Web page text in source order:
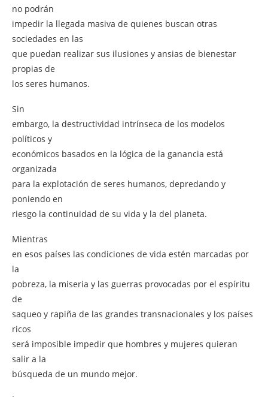
no podrán
impedir la llegada masiva de quienes buscan otras
sociedades en las
que puedan realizar sus ilusiones y ansias de bienestar
propias de
los seres humanos.
Sin
embargo, la destructividad intrínseca de los modelos
políticos y
económicos basados en la lógica de la ganancia está
organizada
para la explotación de seres humanos, depredando y
poniendo en
riesgo la continuidad de su vida y la del planeta.
Mientras
en esos países las condiciones de vida estén marcadas por
la
pobreza, la miseria y las guerras provocadas por el espíritu
de
saqueo y rapiña de las grandes transnacionales y los países
ricos
será imposible impedir que hombres y mujeres quieran
salir a la
búsqueda de un mundo mejor.